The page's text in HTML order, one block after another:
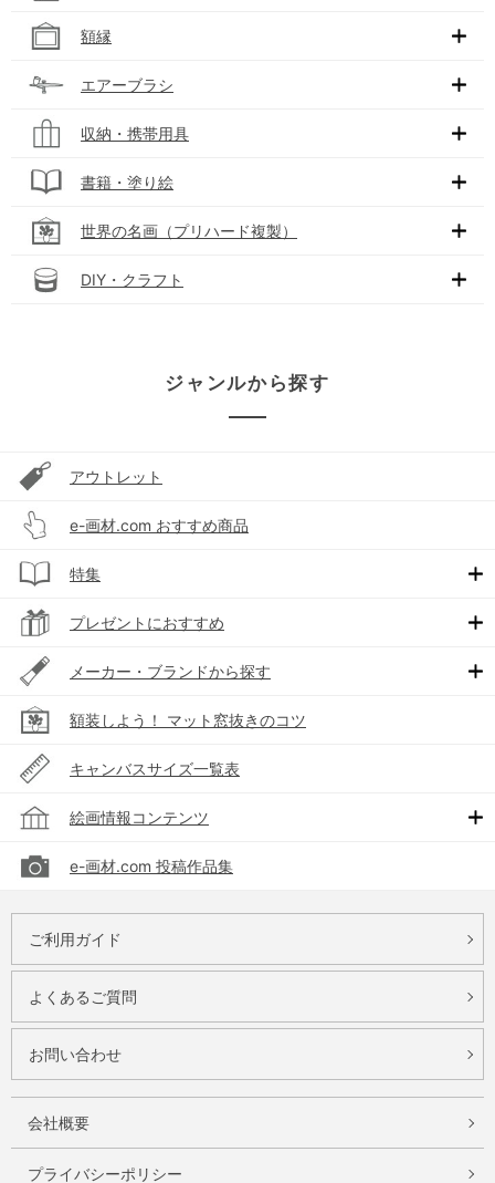
額縁
エアーブラシ
収納・携帯用具
書籍・塗り絵
世界の名画（プリハード複製）
DIY・クラフト
ジャンルから探す
アウトレット
e-画材.com おすすめ商品
特集
プレゼントにおすすめ
メーカー・ブランドから探す
額装しよう！ マット窓抜きのコツ
キャンバスサイズ一覧表
絵画情報コンテンツ
e-画材.com 投稿作品集
ご利用ガイド
よくあるご質問
お問い合わせ
会社概要
プライバシーポリシー